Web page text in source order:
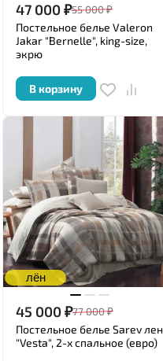
47 000₽55 000₽
Постельное белье Valeron
Jakar "Bernelle", king-size,
экрю
В корзину
лён
45 000₽77 000₽
Постельное белье Sarev лен
"Vesta", 2-х спальное (евро)